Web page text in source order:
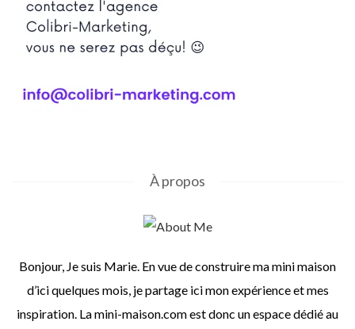
À propos
Bonjour, Je suis Marie. En vue de construire ma mini maison
d’ici quelques mois, je partage ici mon expérience et mes
inspiration. La mini-maison.com est donc un espace dédié au